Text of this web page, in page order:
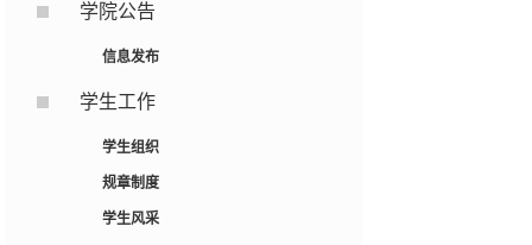
学院公告
信息发布
学生工作
学生组织
规章制度
学生风采